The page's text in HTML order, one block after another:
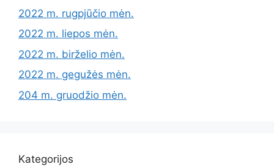
2022 m. rugpjūčio mėn.
2022 m. liepos mėn.
2022 m. birželio mėn.
2022 m. gegužės mėn.
204 m. gruodžio mėn.
Kategorijos